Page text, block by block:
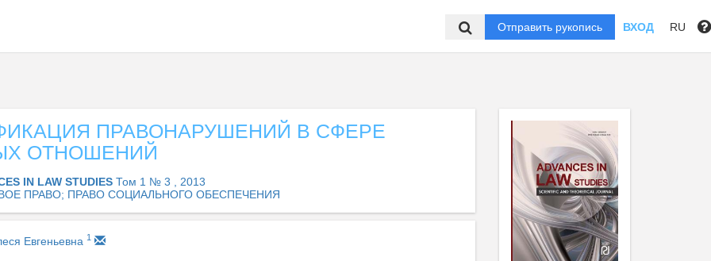
Отправить рукопись ВХОД RU
ПРАВОНАРУШЕНИЙ В СФЕРЕ
ОТНОШЕНИЙ
IN LAW STUDIES Том 1 № 3 , 2013
ПРАВО; ПРАВО СОЦИАЛЬНОГО ОБЕСПЕЧЕНИЯ
Евгеньевна 1